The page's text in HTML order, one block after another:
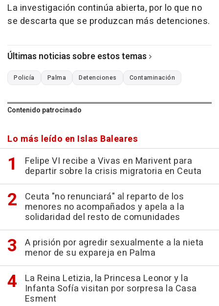
La investigación continúa abierta, por lo que no
se descarta que se produzcan más detenciones.
Últimas noticias sobre estos temas
Policía Palma Detenciones Contaminación
Contenido patrocinado
Lo más leído en Islas Baleares
Felipe VI recibe a Vivas en Marivent para
departir sobre la crisis migratoria en Ceuta
Ceuta "no renunciará" al reparto de los
menores no acompañados y apela a la
solidaridad del resto de comunidades
A prisión por agredir sexualmente a la nieta
menor de su expareja en Palma
La Reina Letizia, la Princesa Leonor y la
Infanta Sofía visitan por sorpresa la Casa
Esment